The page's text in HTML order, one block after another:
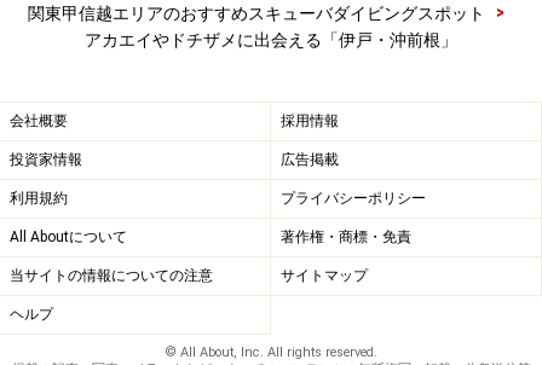
関東甲信越エリアのおすすめスキューバダイビングスポット
>
アカエイやドチザメに出会える「伊戸・沖前根」
会社概要 採用情報
投資家情報 広告掲載
利用規約 プライバシーポリシー
All Aboutについて 著作権・商標・免責
当サイトの情報についての注意 サイトマップ
ヘルプ
© All About, Inc. All rights reserved.